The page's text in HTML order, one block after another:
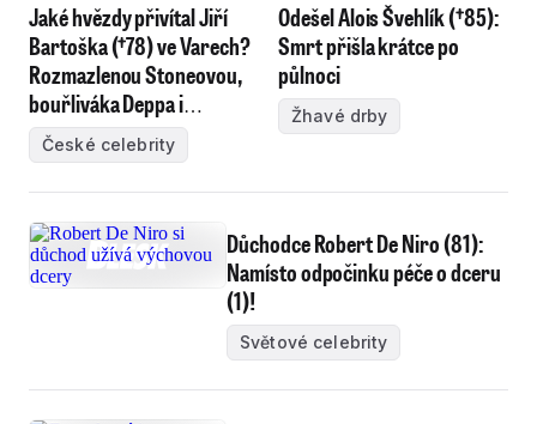
Jaké hvězdy přivítal Jiří
Bartoška (†78) ve Varech?
Rozmazlenou Stoneovou,
bouřliváka Deppa i
Zellwegerovou se
ztracenými kufry
České celebrity
Odešel Alois Švehlík (†85):
Smrt přišla krátce po
půlnoci
Žhavé drby
Důchodce Robert De Niro (81):
Namísto odpočinku péče o dceru
(1)!
Světové celebrity